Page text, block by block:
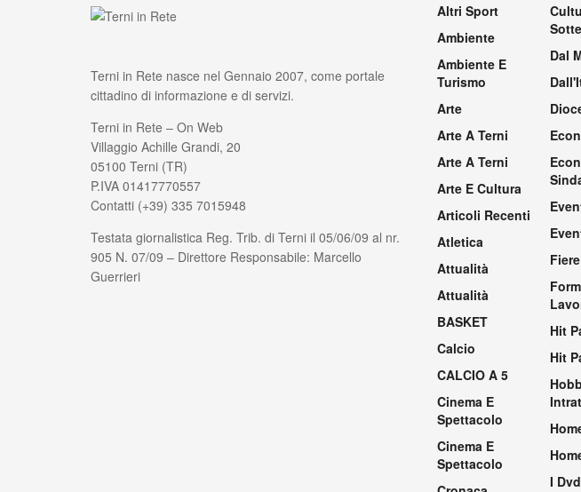
Terni in Rete nasce nel Gennaio 2007, come portale
cittadino di informazione e di servizi.
Terni in Rete – On Web
Villaggio Achille Grandi, 20
05100 Terni (TR)
P.IVA 01417770557
Contatti (+39) 335 7015948
Testata giornalistica Reg. Trib. di Terni il 05/06/09 al nr.
905 N. 07/09 – Direttore Responsabile: Marcello
Guerrieri
Altri Sport
Ambiente
Ambiente E
Turismo
Arte
Arte A Terni
Arte A Terni
Arte E Cultura
Articoli Recenti
Atletica
Attualità
Attualità
BASKET
Calcio
CALCIO A 5
Cinema E
Spettacolo
Cinema E
Spettacolo
Dal
Fiere
Hit
Hit
I